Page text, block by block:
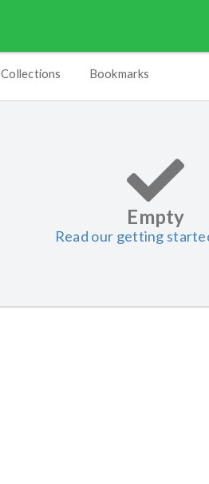
Collections Bookmarks
Empty
Read our getting